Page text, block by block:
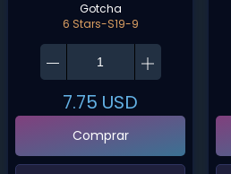
Gotcha
6 Stars-S19-9
7.75 USD
Comprar